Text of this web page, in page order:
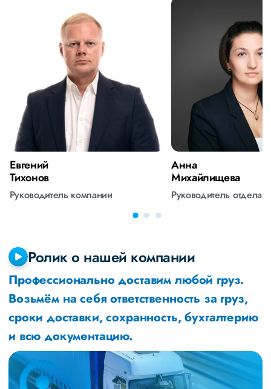
Евгений
Тихонов
Руководитель компании
Анна
Михайлищева
Руководитель отдела
Ролик о нашей компании
Профессионально доставим любой груз.
Возьмём на себя ответственность за груз,
сроки доставки, сохранность, бухгалтерию
и всю документацию.